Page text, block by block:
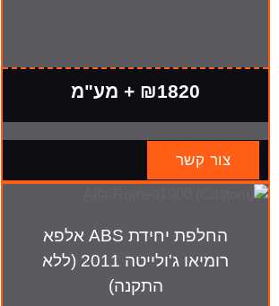
₪1820 + מע"מ
צור קשר
החלפת יחידת ABS אלפא
רומיאו ג'ולייטה 2011 (ללא
התקנה)